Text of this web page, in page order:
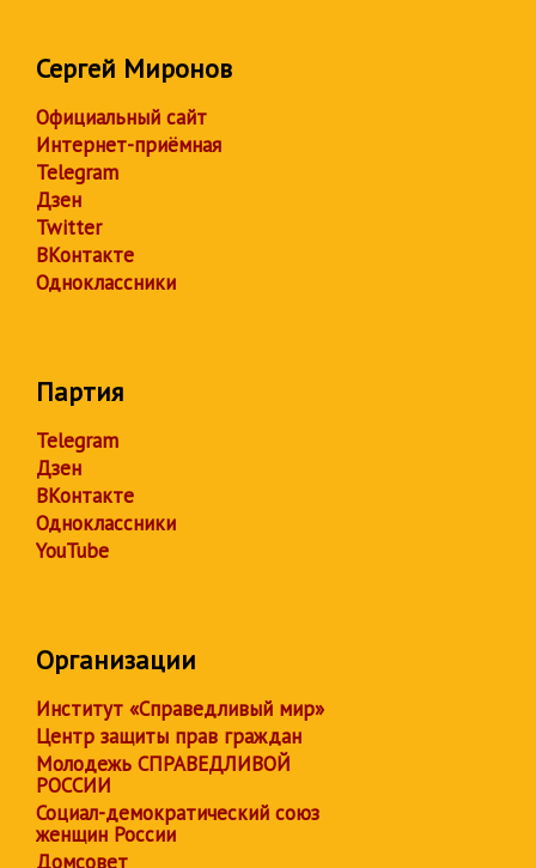
Сергей Миронов
Официальный сайт
Интернет-приёмная
Telegram
Дзен
Twitter
ВКонтакте
Одноклассники
Партия
Telegram
Дзен
ВКонтакте
Одноклассники
YouTube
Организации
Институт «Справедливый мир»
Центр защиты прав граждан
Молодежь СПРАВЕДЛИВОЙ
РОССИИ
Социал-демократический союз
женщин России
Домсовет